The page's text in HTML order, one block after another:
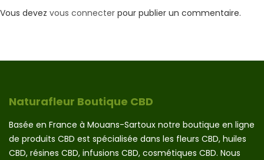
Vous devez vous connecter pour publier un commentaire.
Naturafleur Boutique CBD
Basée en France à Mouans-Sartoux notre boutique en ligne
de produits CBD est spécialisée dans les fleurs CBD, huiles
CBD, résines CBD, infusions CBD, cosmétiques CBD. Nous